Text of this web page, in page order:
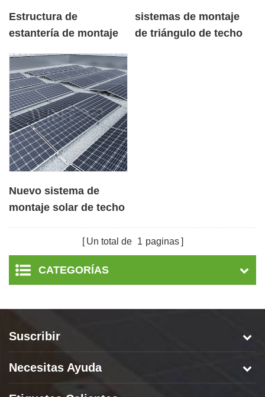
Estructura de
estantería de montaje
de hierro trapezoidal
sistemas de montaje
de triángulo de techo
Nuevo sistema de
montaje solar de techo
Un total de 1 paginas
CATEGORÍAS
Suscribir
Necesitas Ayuda